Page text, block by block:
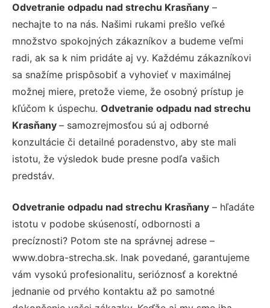
Odvetranie odpadu nad strechu Krasňany –
nechajte to na nás. Našimi rukami prešlo veľké
množstvo spokojných zákazníkov a budeme veľmi
radi, ak sa k nim pridáte aj vy. Každému zákazníkovi
sa snažíme prispôsobiť a vyhovieť v maximálnej
možnej miere, pretože vieme, že osobný prístup je
kľúčom k úspechu. Odvetranie odpadu nad strechu
Krasňany – samozrejmosťou sú aj odborné
konzultácie či detailné poradenstvo, aby ste mali
istotu, že výsledok bude presne podľa vašich
predstáv.
Odvetranie odpadu nad strechu Krasňany – hľadáte
istotu v podobe skúseností, odbornosti a
precíznosti? Potom ste na správnej adrese –
www.dobra-strecha.sk. Inak povedané, garantujeme
vám vysokú profesionalitu, serióznosť a korektné
jednanie od prvého kontaktu až po samotné